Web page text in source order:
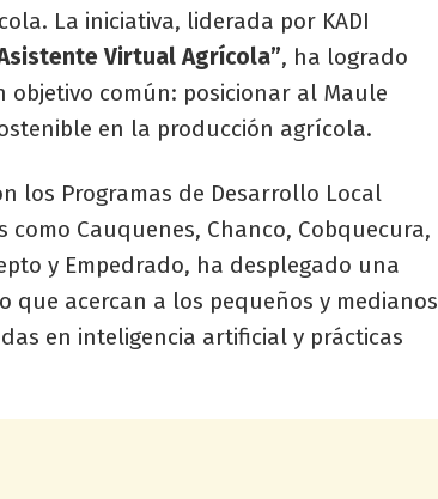
La iniciativa, liderada por KADI
Virtual Agrícola”, ha logrado
común: posicionar al Maule
en la producción agrícola.
los Programas de Desarrollo Local
Cauquenes, Chanco, Cobquecura,
y Empedrado, ha desplegado una
que acercan a los pequeños y medianos
en inteligencia artificial y prácticas